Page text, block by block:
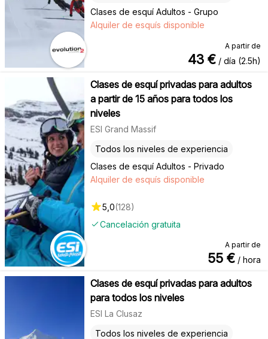
Clases de esquí Adultos - Grupo
Alquiler de esquís disponible
A partir de
43 € / día (2.5h)
Clases de esquí privadas para adultos
a partir de 15 años para todos los
niveles
ESI Grand Massif
Clases de esquí Adultos - Privado
Todos los niveles de experiencia
Cancelación gratuita
Alquiler de esquís disponible
5,0(128)
A partir de
55 € / hora
Clases de esquí privadas para adultos
para todos los niveles
ESI La Clusaz
Todos los niveles de experiencia